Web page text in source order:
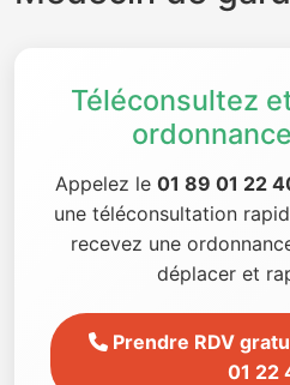
Téléconsultez
Appelez le 01 89 01 22
une téléconsultation
recevez une
déplacer et
Prendre RDV
01 22